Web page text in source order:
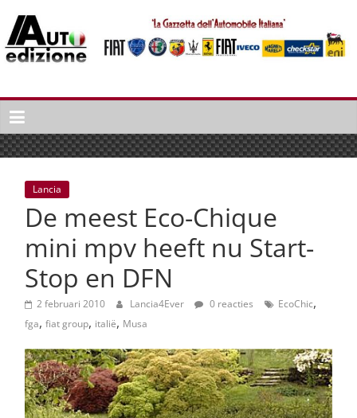
naar
inhoud
Auto
Edizione
La
Gazetta
dell'Automobile
Italiana
autonieuws
lifestyle
Lancia
De meest Eco-Chique
mini mpv heeft nu Start-
Stop en DFN
2 februari 2010 Lancia4Ever 0 reacties EcoChic,
fga, fiat group, italië, Musa